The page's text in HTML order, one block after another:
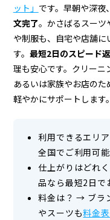
ット」 です。早朝や深夜
文完了。かさばるスーツ
や制服も、自宅や店舗
す。 最短2日のスピード
理も安心です。クリーニ
あるいは家族やお店のた
軽やかにサポートします。
利用できるエリ
全国でご利用可能
仕上がりはどれ
品なら最短2日で
料金は？ → ブラ
やスーツも料金表